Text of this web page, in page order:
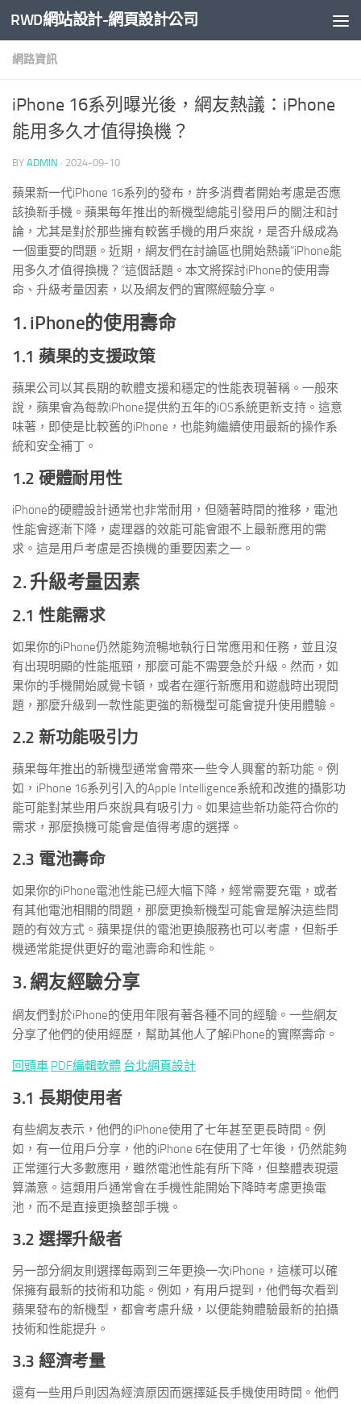
Skip to content
RWD網站設計-網頁設計公司
網路資訊
iPhone 16系列曝光後，網友熱議：iPhone
能用多久才值得換機？
BY ADMIN · 2024-09-10
蘋果新一代iPhone 16系列的發布，許多消費者開始考慮是否應
該換新手機。蘋果每年推出的新機型總能引發用戶的關注和討
論，尤其是對於那些擁有較舊手機的用戶來說，是否升級成為
一個重要的問題。近期，網友們在討論區也開始熱議“iPhone能
用多久才值得換機？”這個話題。本文將探討iPhone的使用壽
命、升級考量因素，以及網友們的實際經驗分享。
1. iPhone的使用壽命
1.1 蘋果的支援政策
蘋果公司以其長期的軟體支援和穩定的性能表現著稱。一般來
說，蘋果會為每款iPhone提供約五年的iOS系統更新支持。這意
味著，即使是比較舊的iPhone，也能夠繼續使用最新的操作系
統和安全補丁。
1.2 硬體耐用性
iPhone的硬體設計通常也非常耐用，但隨著時間的推移，電池
性能會逐漸下降，處理器的效能可能會跟不上最新應用的需
求。這是用戶考慮是否換機的重要因素之一。
2. 升級考量因素
2.1 性能需求
如果你的iPhone仍然能夠流暢地執行日常應用和任務，並且沒
有出現明顯的性能瓶頸，那麼可能不需要急於升級。然而，如
果你的手機開始感覺卡頓，或者在運行新應用和遊戲時出現問
題，那麼升級到一款性能更強的新機型可能會提升使用體驗。
2.2 新功能吸引力
蘋果每年推出的新機型通常會帶來一些令人興奮的新功能。例
如，iPhone 16系列引入的Apple Intelligence系統和改進的攝影功
能可能對某些用戶來說具有吸引力。如果這些新功能符合你的
需求，那麼換機可能會是值得考慮的選擇。
2.3 電池壽命
如果你的iPhone電池性能已經大幅下降，經常需要充電，或者
有其他電池相關的問題，那麼更換新機型可能會是解決這些問
題的有效方式。蘋果提供的電池更換服務也可以考慮，但新手
機通常能提供更好的電池壽命和性能。
3. 網友經驗分享
網友們對於iPhone的使用年限有著各種不同的經驗。一些網友
分享了他們的使用經歷，幫助其他人了解iPhone的實際壽命。
回頭車 PDF編輯軟體 台北網頁設計
3.1 長期使用者
有些網友表示，他們的iPhone使用了七年甚至更長時間。例
如，有一位用戶分享，他的iPhone 6在使用了七年後，仍然能夠
正常運行大多數應用，雖然電池性能有所下降，但整體表現還
算滿意。這類用戶通常會在手機性能開始下降時考慮更換電
池，而不是直接更換整部手機。
3.2 選擇升級者
另一部分網友則選擇每兩到三年更換一次iPhone，這樣可以確
保擁有最新的技術和功能。例如，有用戶提到，他們每次看到
蘋果發布的新機型，都會考慮升級，以便能夠體驗最新的拍攝
技術和性能提升。
3.3 經濟考量
還有一些用戶則因為經濟原因而選擇延長手機使用時間。他們